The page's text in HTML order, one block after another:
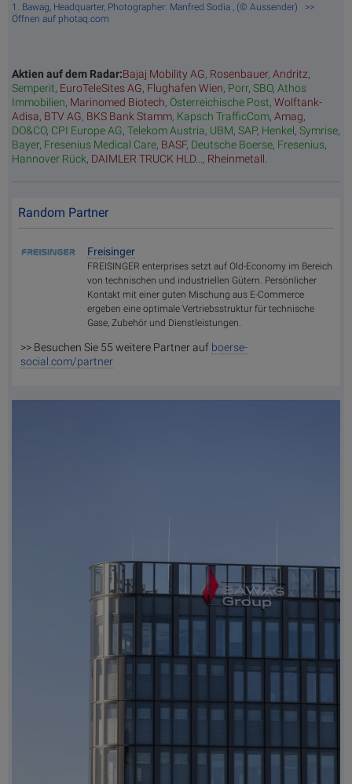
1. Bawag, Headquarter, Photographer: Manfred Sodia , (© Aussender) >>
Öffnen auf photaq.com
Aktien auf dem Radar:Bajaj Mobility AG, Rosenbauer, Andritz,
Semperit, EuroTeleSites AG, Flughafen Wien, Porr, SBO, Athos
Immobilien, Marinomed Biotech, Österreichische Post, Wolftank-
Adisa, BTV AG, BKS Bank Stamm, Kapsch TrafficCom, Amag,
DO&CO, CPI Europe AG, Telekom Austria, UBM, SAP, Henkel, Symrise,
Bayer, Fresenius Medical Care, BASF, Deutsche Boerse, Fresenius,
Hannover Rück, DAIMLER TRUCK HLD... , Rheinmetall
Random Partner
Freisinger
FREISINGER enterprises setzt auf Old-Economy im Bereich
von technischen und industriellen Gütern. Persönlicher
Kontakt mit einer guten Mischung aus E-Commerce
ergeben eine optimale Vertriebsstruktur für technische
Gase, Zubehör und Dienstleistungen.
>> Besuchen Sie 55 weitere Partner auf boerse-
social.com/partner